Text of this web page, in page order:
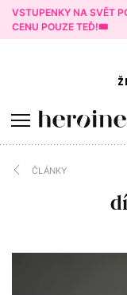
VSTUPENKY NA SVĚT
CENU POUZE TEĎ!🎟️
ČLÁNKY